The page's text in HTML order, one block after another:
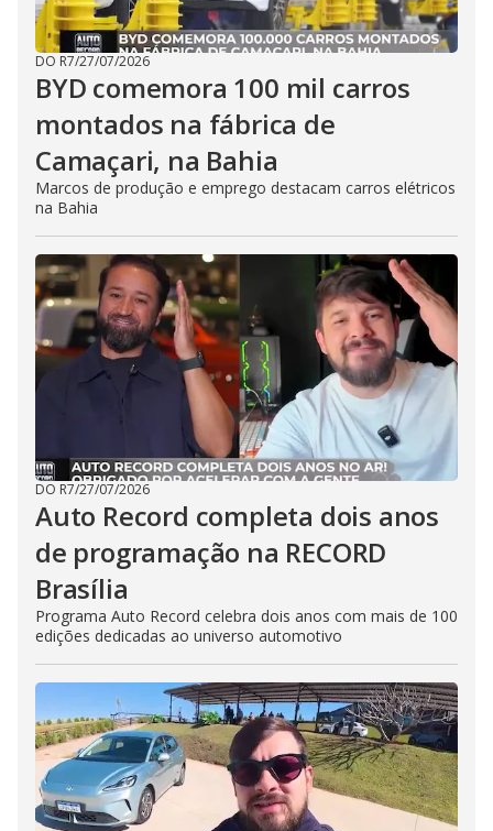
DO R7/27/07/2026
BYD comemora 100 mil carros
montados na fábrica de
Camaçari, na Bahia
Marcos de produção e emprego destacam carros elétricos
na Bahia
DO R7/27/07/2026
Auto Record completa dois anos
de programação na RECORD
Brasília
Programa Auto Record celebra dois anos com mais de 100
edições dedicadas ao universo automotivo